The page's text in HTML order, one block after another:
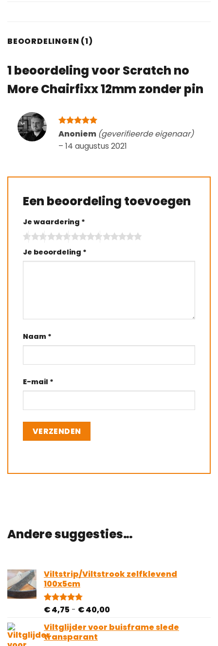
BEOORDELINGEN (1)
1 beoordeling voor Scratch no
More Chairfixx 12mm zonder pin
Gewaardeerd
Anoniem (geverifieerde eigenaar)
– 14 augustus 2021
Een beoordeling toevoegen
Je waardering *
Je beoordeling *
Naam *
E-mail *
Andere suggesties…
Viltstrip/Viltstrook zelfklevend
100x5cm
Gewaardeerd
op 5
gebaseerd
op
81
klantbeoordelingen
€4,75 - €40,00Prijsklasse:
tot
Viltglijder voor buisframe slede
transparant